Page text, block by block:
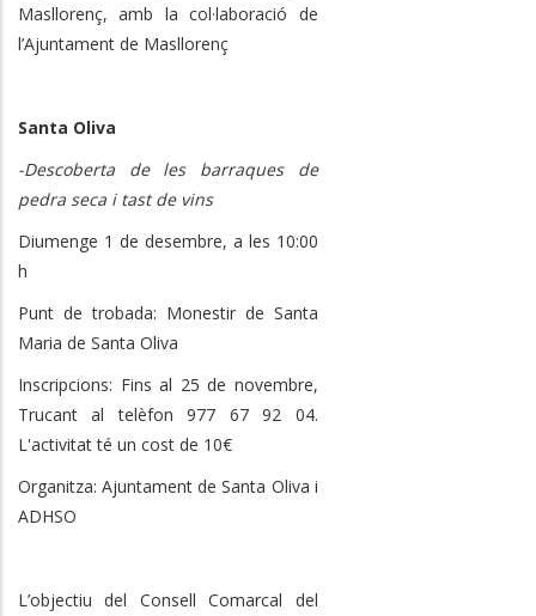
Masllorenç, amb la col·laboració de
l’Ajuntament de Masllorenç
Santa Oliva
-Descoberta de les barraques de
pedra seca i tast de vins
Diumenge 1 de desembre, a les 10:00
h
Punt de trobada: Monestir de Santa
Maria de Santa Oliva
Inscripcions: Fins al 25 de novembre,
Trucant al telèfon 977 67 92 04.
L'activitat té un cost de 10€
Organitza: Ajuntament de Santa Oliva i
ADHSO
L’objectiu del Consell Comarcal del